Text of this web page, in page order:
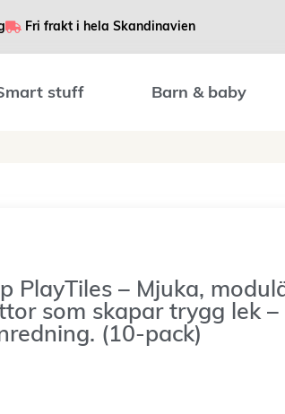
Fri frakt i hela Skandinavien
stuff Barn & baby
PlayTiles – Mjuka,
som skapar trygg lek –
(10-pack)